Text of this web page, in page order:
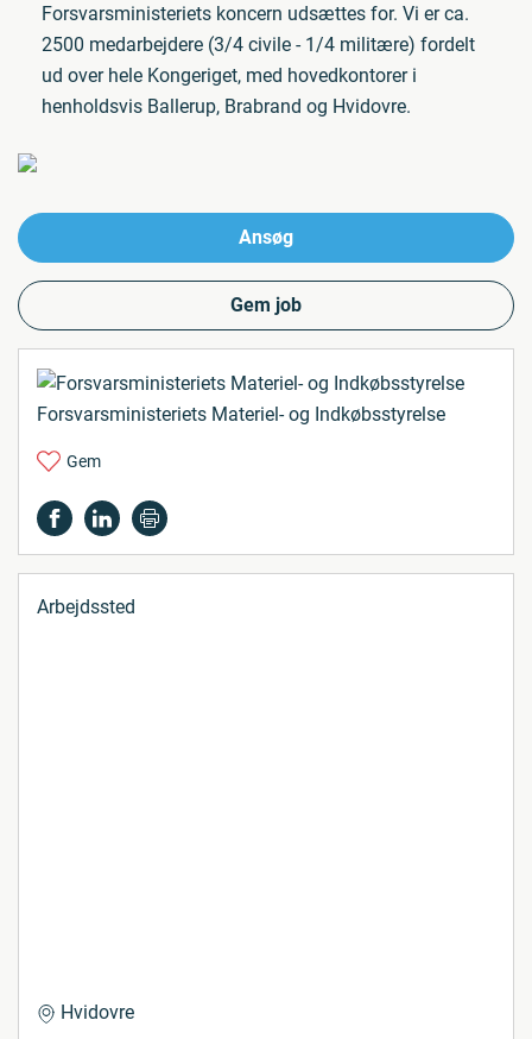
Forsvarsministeriets koncern udsættes for. Vi er ca.
2500 medarbejdere (3/4 civile - 1/4 militære) fordelt
ud over hele Kongeriget, med hovedkontorer i
henholdsvis Ballerup, Brabrand og Hvidovre.
Ansøg
Gem job
Forsvarsministeriets Materiel- og Indkøbsstyrelse
Gem
Arbejdssted
Hvidovre